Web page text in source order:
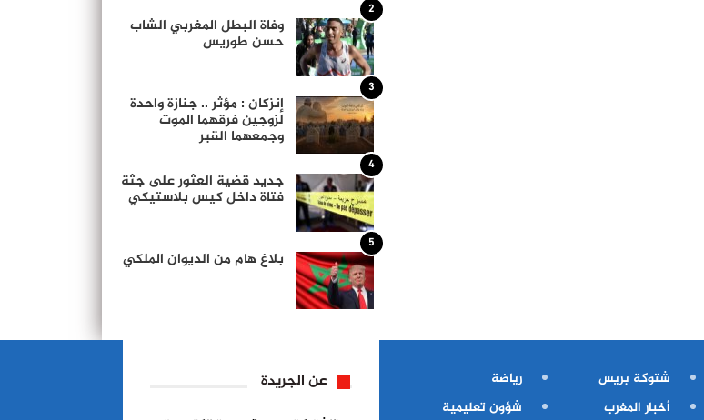
2
وفاة البطل المغربي الشاب
حسن طوريس
3
إنزكان : مؤثر .. جنازة واحدة
لزوجين فرقهما الموت
وجمعهما القبر
4
جديد قضية العثور على جثة
فتاة داخل كيس بلاستيكي
5
بلاغ هام من الديوان الملكي
شتوكة بريس
أخبار المغرب
رياضة
شؤون تعليمية
عن الجريدة